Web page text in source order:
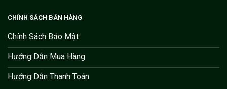
CHÍNH SÁCH BÁN HÀNG
Chính Sách Bảo Mật
Hướng Dẫn Mua Hàng
Hướng Dẫn Thanh Toán